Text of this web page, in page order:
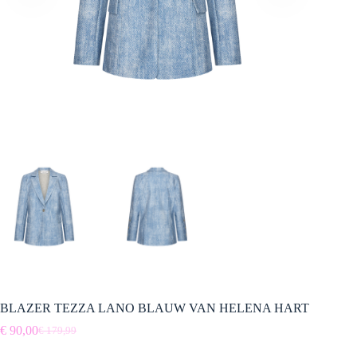
BLAZER TEZZA LANO BLAUW VAN HELENA HART
€179,99
Oorspronkelijke
€ 90,00Huidige